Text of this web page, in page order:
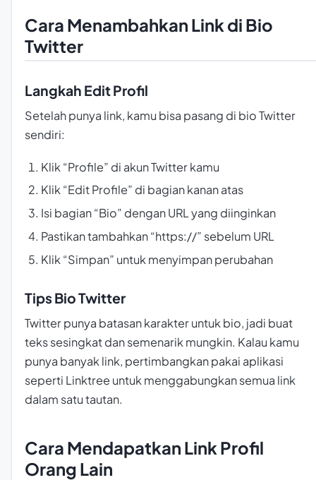
Cara Menambahkan Link di Bio
Twitter
Langkah Edit Profil
Setelah punya link, kamu bisa pasang di bio Twitter
sendiri:
Klik “Profile” di akun Twitter kamu
Klik “Edit Profile” di bagian kanan atas
Isi bagian “Bio” dengan URL yang diinginkan
Pastikan tambahkan “https://” sebelum URL
Klik “Simpan” untuk menyimpan perubahan
Tips Bio Twitter
Twitter punya batasan karakter untuk bio, jadi buat
teks sesingkat dan semenarik mungkin. Kalau kamu
punya banyak link, pertimbangkan pakai aplikasi
seperti Linktree untuk menggabungkan semua link
dalam satu tautan.
Cara Mendapatkan Link Profil
Orang Lain